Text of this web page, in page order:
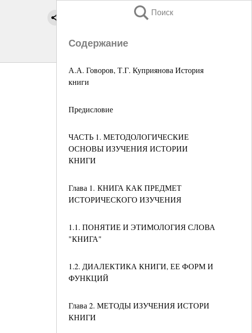
Поиск
Содержание
А.А. Говоров, Т.Г. Куприянова История
книги
Предисловие
ЧАСТЬ 1. МЕТОДОЛОГИЧЕСКИЕ
ОСНОВЫ ИЗУЧЕНИЯ ИСТОРИИ
КНИГИ
Глава 1. КНИГА КАК ПРЕДМЕТ
ИСТОРИЧЕСКОГО ИЗУЧЕНИЯ
1.1. ПОНЯТИЕ И ЭТИМОЛОГИЯ СЛОВА
"КНИГА"
1.2. ДИАЛЕКТИКА КНИГИ, ЕЕ ФОРМ И
ФУНКЦИЙ
Глава 2. МЕТОДЫ ИЗУЧЕНИЯ ИСТОРИ
КНИГИ